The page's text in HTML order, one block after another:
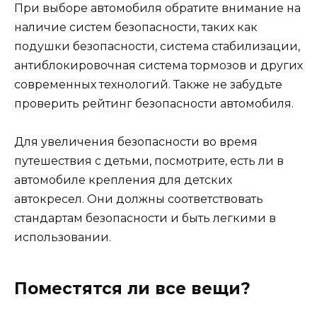
При выборе автомобиля обратите внимание на
наличие систем безопасности, таких как
подушки безопасности, система стабилизации,
антиблокировочная система тормозов и других
современных технологий. Также не забудьте
проверить рейтинг безопасности автомобиля.
Для увеличения безопасности во время
путешествия с детьми, посмотрите, есть ли в
автомобиле крепления для детских
автокресел. Они должны соответствовать
стандартам безопасности и быть легкими в
использовании.
Поместятся ли все вещи?